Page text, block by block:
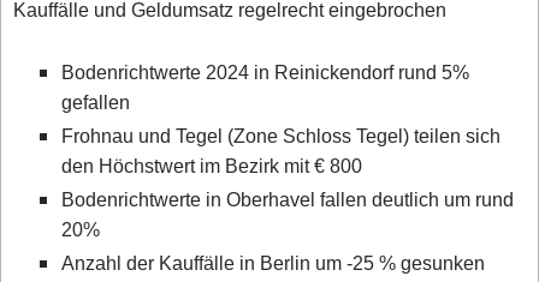
Kauffälle und Geldumsatz regelrecht eingebrochen
Bodenrichtwerte 2024 in Reinickendorf rund 5%
gefallen
Frohnau und Tegel (Zone Schloss Tegel) teilen sich
den Höchstwert im Bezirk mit € 800
Bodenrichtwerte in Oberhavel fallen deutlich um rund
20%
Anzahl der Kauffälle in Berlin um -25 % gesunken